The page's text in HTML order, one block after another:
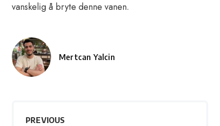
vanskelig å bryte denne vanen.
Posted
Mertcan Yalcin
PREVIOUS